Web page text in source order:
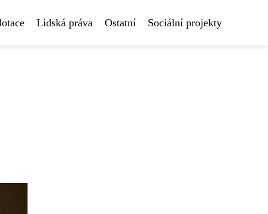
Lidská práva Ostatní Sociální projekty